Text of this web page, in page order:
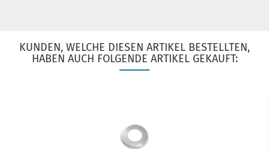
KUNDEN, WELCHE DIESEN ARTIKEL BESTELLTEN,
HABEN AUCH FOLGENDE ARTIKEL GEKAUFT: